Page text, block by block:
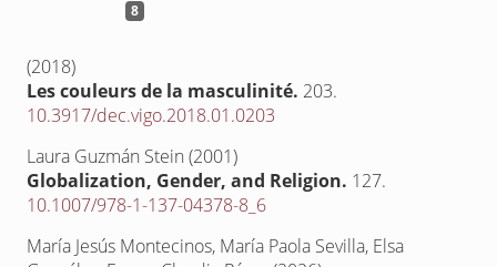
8
(2018)
Les couleurs de la masculinité. 203.
10.3917/dec.vigo.2018.01.0203
Laura Guzmán Stein (2001)
Globalization, Gender, and Religion. 127.
10.1007/978-1-137-04378-8_6
María Jesús Montecinos, María Paola Sevilla, Elsa